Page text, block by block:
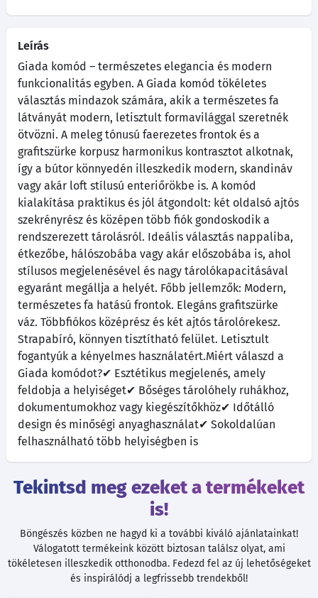
Leírás
Giada komód – természetes elegancia és modern
funkcionalitás egyben. A Giada komód tökéletes
választás mindazok számára, akik a természetes fa
látványát modern, letisztult formavilággal szeretnék
ötvözni. A meleg tónusú faerezetes frontok és a
grafitszürke korpusz harmonikus kontrasztot alkotnak,
így a bútor könnyedén illeszkedik modern, skandináv
vagy akár loft stílusú enteriőrökbe is. A komód
kialakítása praktikus és jól átgondolt: két oldalsó ajtós
szekrényrész és középen több fiók gondoskodik a
rendszerezett tárolásról. Ideális választás nappaliba,
étkezőbe, hálószobába vagy akár előszobába is, ahol
stílusos megjelenésével és nagy tárolókapacitásával
egyaránt megállja a helyét. Főbb jellemzők: Modern,
természetes fa hatású frontok. Elegáns grafitszürke
váz. Többfiókos középrész és két ajtós tárolórekesz.
Strapabíró, könnyen tisztítható felület. Letisztult
fogantyúk a kényelmes használatért.Miért válaszd a
Giada komódot?✔ Esztétikus megjelenés, amely
feldobja a helyiséget✔ Bőséges tárolóhely ruhákhoz,
dokumentumokhoz vagy kiegészítőkhöz✔ Időtálló
design és minőségi anyaghasználat✔ Sokoldalúan
felhasználható több helyiségben is
Tekintsd meg ezeket a termékeket
is!
Böngészés közben ne hagyd ki a további kiváló ajánlatainkat!
Válogatott termékeink között biztosan találsz olyat, ami
tökéletesen illeszkedik otthonodba. Fedezd fel az új lehetőségeket
és inspirálódj a legfrissebb trendekből!